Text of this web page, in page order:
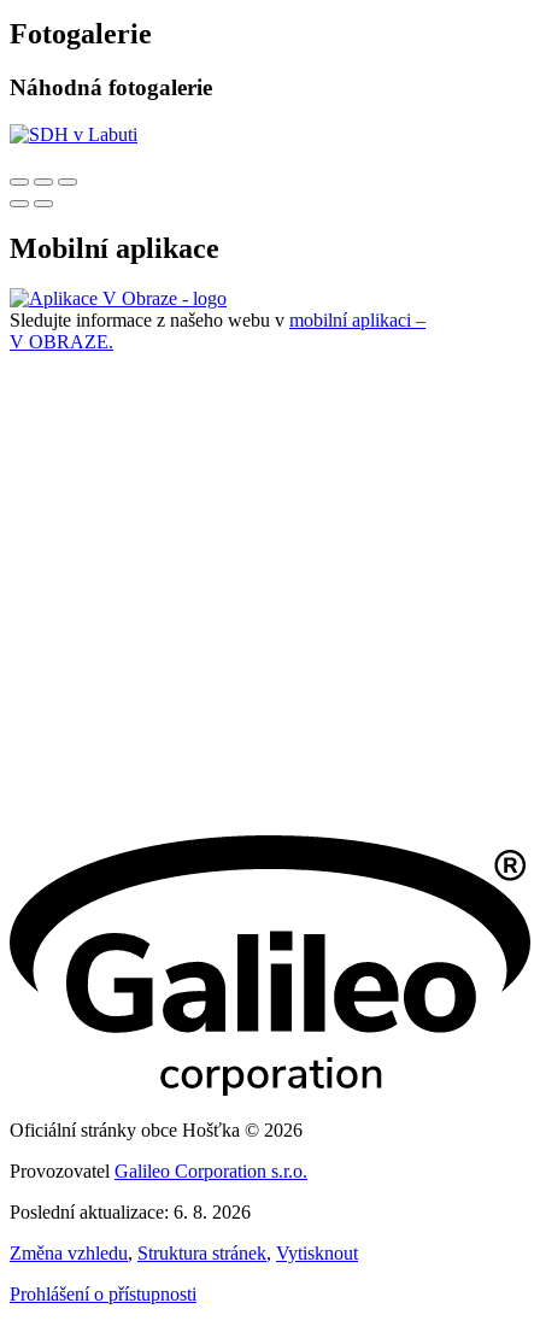
Fotogalerie
Náhodná fotogalerie
Mobilní aplikace
Sledujte informace z našeho webu v mobilní aplikaci –
V OBRAZE.
Oficiální stránky obce Hošťka © 2026
Provozovatel Galileo Corporation s.r.o.
Poslední aktualizace: 6. 8. 2026
Změna vzhledu, Struktura stránek, Vytisknout
Prohlášení o přístupnosti